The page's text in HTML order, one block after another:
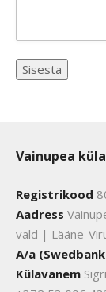
Vainupea
Registrikood
Aadress
vald | Lääne-
A/a
Külavanem